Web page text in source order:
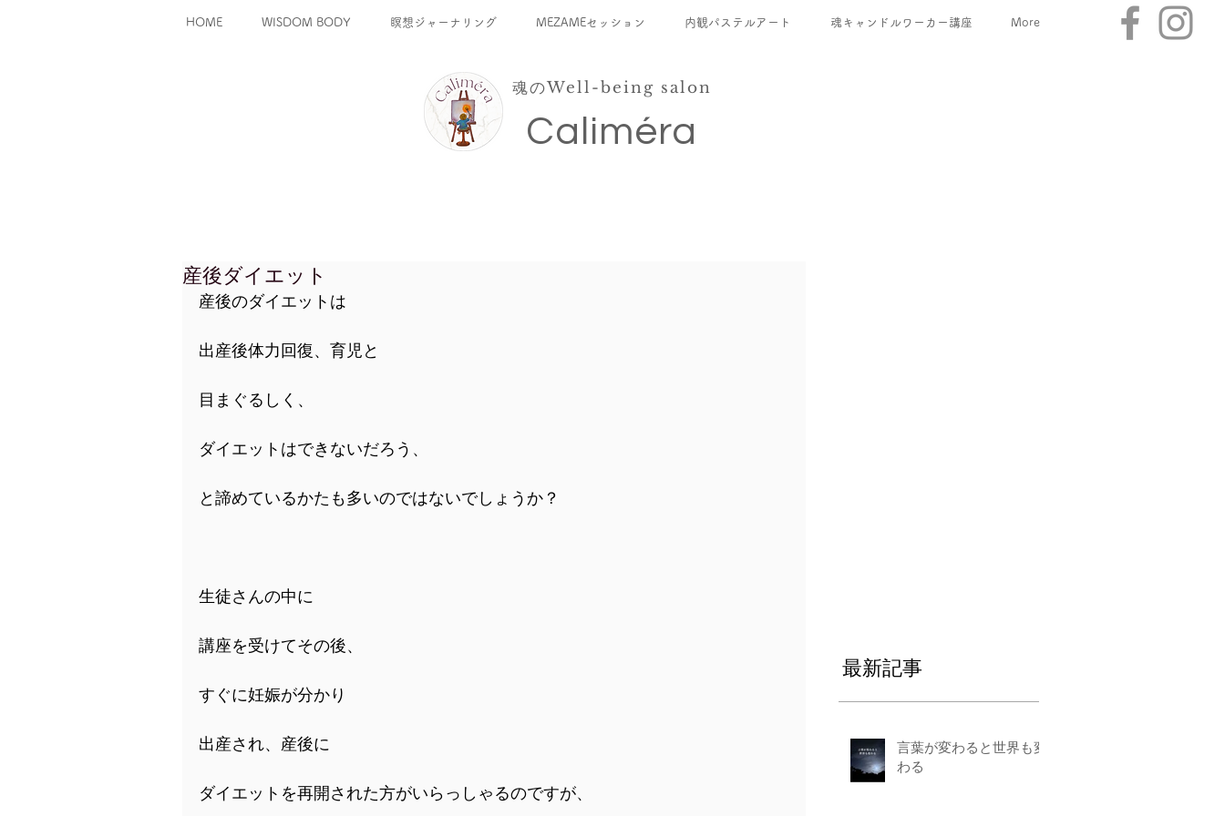
HOME WISDOM BODY 瞑想ジャーナリング MEZAMEセッション 内観パステルアート 魂キャンドルワーカー講座 More
​Caliméra
魂のWell-being salon
産後ダイエット
産後のダイエットは
出産後体力回復、育児と
目まぐるしく、
ダイエットはできないだろう、
と諦めているかたも多いのではないでしょうか？
生徒さんの中に
講座を受けてその後、
すぐに妊娠が分かり
出産され、産後に
ダイエットを再開された方がいらっしゃるのですが、
最新記事
言葉が変わると世界も変
わる